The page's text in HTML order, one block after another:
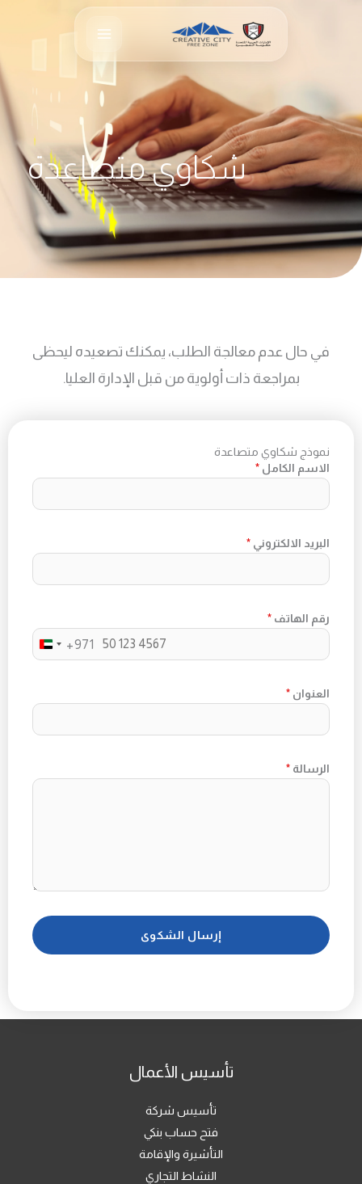
شكاوي متصاعدة
في حال عدم معالجة الطلب، يمكنك تصعيده ليحظى
بمراجعة ذات أولوية من قبل الإدارة العليا.
نموذج شكاوي متصاعدة
الاسم الكامل *
البريد الالكتروني *
رقم الهاتف *
U
E
A
M
A
S
+971
العنوان *
الرسالة *
إرسال الشكوى
تأسيس الأعمال
تأسيس شركة
فتح حساب بنكي
التأشيرة والإقامة
النشاط التجاري